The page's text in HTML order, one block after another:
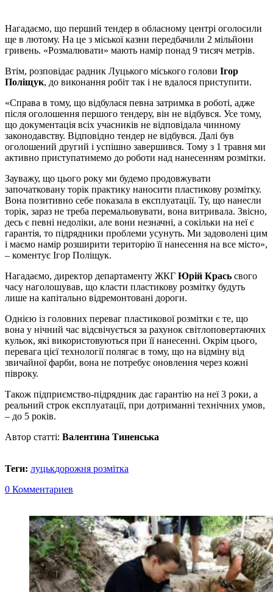
Нагадаємо, що перший тендер в обласному центрі оголосили
ще в лютому. На це з міської казни передбачили 2 мільйони
гривень. «Розмалювати» мають намір понад 9 тисяч метрів.
Втім, розповідає радник Луцького міського голови Ігор
Поліщук, до виконання робіт так і не вдалося приступити.
«Справа в тому, що відбулася певна затримка в роботі, адже
після оголошення першого тендеру, він не відбувся. Усе тому,
що документація всіх учасників не відповідала чинному
законодавству. Відповідно тендер не відбувся. Далі був
оголошений другий і успішно завершився. Тому з 1 травня ми
активно приступатимемо до роботи над нанесенням розмітки.
Зауважу, що цього року ми будемо продовжувати
започатковану торік практику наносити пластикову розмітку.
Вона позитивно себе показала в експлуатації. Ту, що нанесли
торік, зараз не треба перемальовувати, вона витривала. Звісно,
десь є певні недоліки, але вони незначні, а сокільки на неї є
гарантія, то підрядники проблеми усунуть. Ми задоволені цим
і маємо намір розширити територію її нанесення на все місто»,
– коментує Ігор Поліщук.
Нагадаємо, директор департаменту ЖКГ Юрій Крась свого
часу наголошував, що класти пластикову розмітку будуть
лише на капітально відремонтовані дороги.
Однією із головних переваг пластикової розмітки є те, що
вона у нічний час відсвічується за рахунок світлоповертаючих
кульок, які використовуються при її нанесенні. Окрім цього,
перевага цієї технології полягає в тому, що на відміну від
звичайної фарби, вона не потребує оновлення через кожні
півроку.
Також підприємство-підрядник дає гарантію на неї 3 роки, а
реальний строк експлуатації, при дотриманні технічних умов,
– до 5 років.
Автор статті: Валентина Тиненська
Теги: луцькдорожня розмітка
0 Комментариев